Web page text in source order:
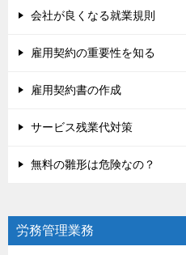
会社が良くなる就業規則
雇用契約の重要性を知る
雇用契約書の作成
サービス残業代対策
無料の雛形は危険なの？
労務管理業務